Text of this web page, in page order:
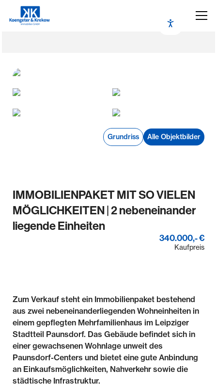
Grundriss Alle Objektbilder
IMMOBILIENPAKET MIT SO VIELEN
MÖGLICHKEITEN | 2 nebeneinander
liegende Einheiten
340.000,- €
Kaufpreis
Zum Verkauf steht ein Immobilienpaket bestehend
aus zwei nebeneinanderliegenden Wohneinheiten in
einem gepflegten Mehrfamilienhaus im Leipziger
Stadtteil Paunsdorf. Das Gebäude befindet sich in
einer gewachsenen Wohnlage unweit des
Paunsdorf-Centers und bietet eine gute Anbindung
an Einkaufsmöglichkeiten, Nahverkehr sowie die
städtische Infrastruktur.